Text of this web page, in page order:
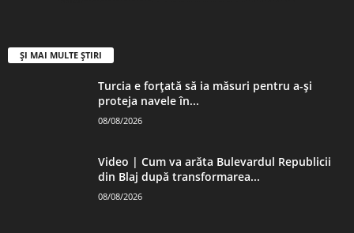
ȘI MAI MULTE ȘTIRI
Turcia e forțată să ia măsuri pentru a-și
proteja navele în...
08/08/2026
Video | Cum va arăta Bulevardul Republicii
din Blaj după transformarea...
08/08/2026